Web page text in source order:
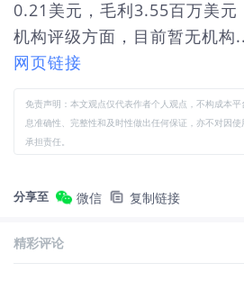
0.21美元，毛利3.55百万美元
机构评级方面，目前暂无机构
网页链接
免责声明：本文观点仅代表作者个人观点，不构成本
息准确性、完整性和及时性做出任何保证，亦不对因
承担责任。
分享至 微信 复制链接
精彩评论